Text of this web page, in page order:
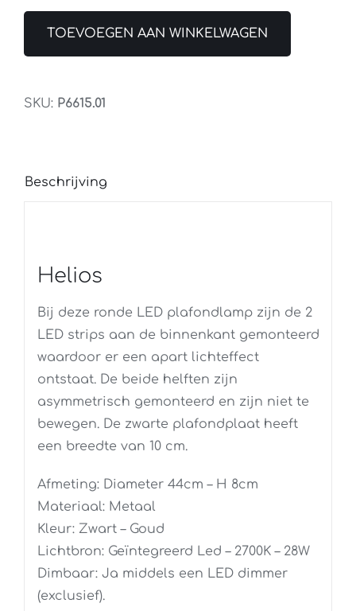
Rond
TOEVOEGEN AAN WINKELWAGEN
SKU: P6615.01
Beschrijving
Helios
Bij deze ronde LED plafondlamp zijn de 2
LED strips aan de binnenkant gemonteerd
waardoor er een apart lichteffect
ontstaat. De beide helften zijn
asymmetrisch gemonteerd en zijn niet te
bewegen. De zwarte plafondplaat heeft
een breedte van 10 cm.
Afmeting: Diameter 44cm – H 8cm
Materiaal: Metaal
Kleur: Zwart – Goud
Lichtbron: Geïntegreerd Led – 2700K – 28W
Dimbaar: Ja middels een LED dimmer
(exclusief).